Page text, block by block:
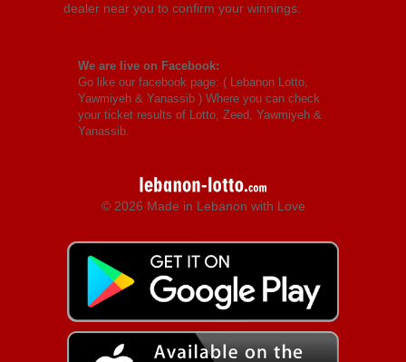
dealer near you to confirm your winnings.
We are live on Facebook:
Go like our facebook page: ( Lebanon Lotto,
Yawmiyeh & Yanassib ) Where you can check
your ticket results of Lotto, Zeed, Yawmiyeh &
Yanassib.
© 2026 Made in Lebanon with Love